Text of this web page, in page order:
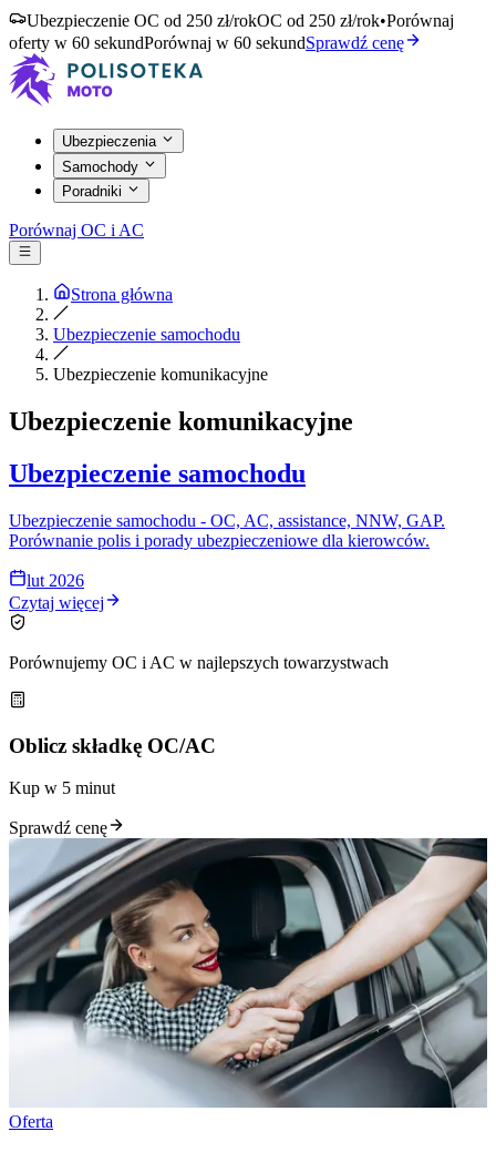
Ubezpieczenie OC od 250 zł/rokOC od 250 zł/rok•Porównaj
oferty w 60 sekundPorównaj w 60 sekundSprawdź cenę
Ubezpieczenia
Samochody
Poradniki
Porównaj OC i AC
Strona główna
Ubezpieczenie samochodu
Ubezpieczenie komunikacyjne
Ubezpieczenie komunikacyjne
Ubezpieczenie samochodu
Ubezpieczenie samochodu - OC, AC, assistance, NNW, GAP.
Porównanie polis i porady ubezpieczeniowe dla kierowców.
lut 2026
Czytaj więcej
Porównujemy OC i AC w najlepszych towarzystwach
Oblicz składkę OC/AC
Kup w 5 minut
Sprawdź cenę
Oferta